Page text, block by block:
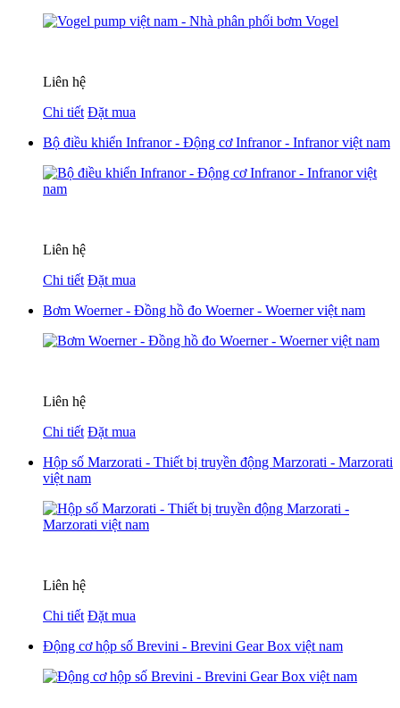
Liên hệ
Chi tiết Đặt mua
Bộ điều khiển Infranor - Động cơ Infranor - Infranor việt nam
Liên hệ
Chi tiết Đặt mua
Bơm Woerner - Đồng hồ đo Woerner - Woerner việt nam
Liên hệ
Chi tiết Đặt mua
Hộp số Marzorati - Thiết bị truyền động Marzorati - Marzorati
việt nam
Liên hệ
Chi tiết Đặt mua
Động cơ hộp số Brevini - Brevini Gear Box việt nam